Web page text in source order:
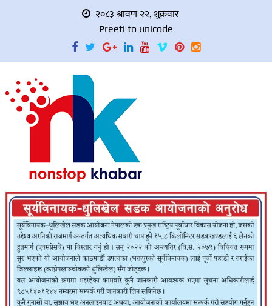
२०८३ श्रावण २२, शुक्रवार
Preeti to unicode